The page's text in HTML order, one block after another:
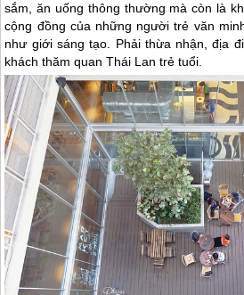
sắm, ăn uống thông thường mà còn là
cộng đồng của những người trẻ văn
như giới sáng tạo. Phải thừa nhận, địa
khách thăm quanThái Lan trẻ tuổi.